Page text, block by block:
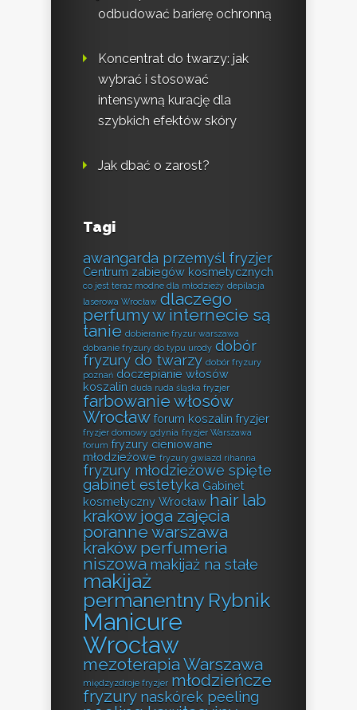
odbudować barierę ochronną
Koncentrat do twarzy: jak
wybrać i stosować
intensywną kurację dla
szybkich efektów skóry
Jak dbać o zarost?
Tagi
awangarda przemyśl fryzjer
Centrum zabiegów kosmetycznych
co jest teraz modne dla młodzieży depilacja
laserowa Wrocław dlaczego
perfumy w internecie są
tanie dobieranie fryzur warszawa
dobranie fryzury do typu urody dobór
fryzury do twarzy dobór fryzury
poznań doczepianie włosów
koszalin duda ruda śląska fryzjer
farbowanie włosów
Wrocław forum koszalin fryzjer
fryzjer domowy gdynia fryzjer Warszawa
forum fryzury cieniowane
młodzieżowe fryzury gwiazd rihanna
fryzury młodzieżowe spięte
gabinet estetyka Gabinet
kosmetyczny Wrocław hair lab
kraków joga zajęcia
poranne warszawa
kraków perfumeria
niszowa makijaż na stałe
makijaż
permanentny Rybnik
Manicure
Wrocław
mezoterapia Warszawa
międzyzdroje fryzjer młodzieńcze
fryzury naskórek peeling